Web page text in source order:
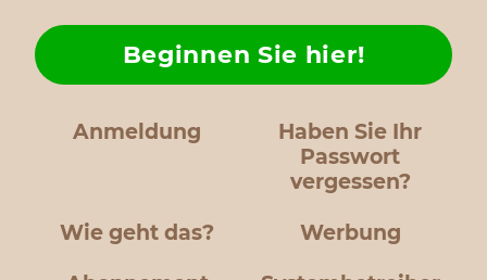
Anmeldung
Haben Sie Ihr
Passwort
vergessen?
Wie geht das?
Beginnen Sie hier!
Werbung